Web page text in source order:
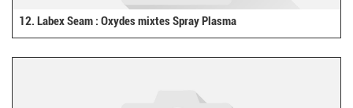
12. Labex Seam : Oxydes mixtes Spray Plasma